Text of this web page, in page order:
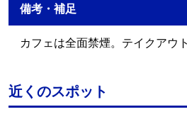
備考・補足
カフェは全面禁煙。テイクアウ
近くのスポット